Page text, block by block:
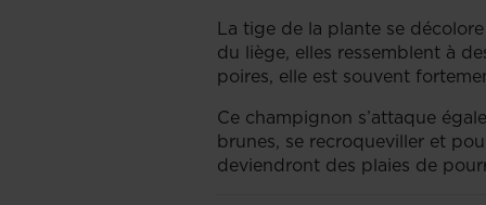
La tige de la plante se
du liège, elles ressemblent à
poires, elle est souvent
Ce champignon s’attaque
brunes, se recroqueviller et
deviendront des plaies de